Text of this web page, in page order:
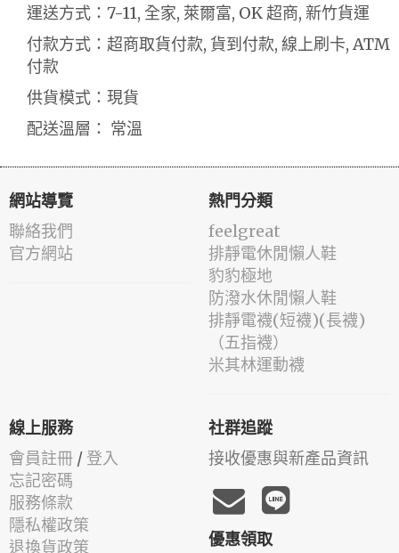
運送方式：7-11, 全家, 萊爾富, OK 超商, 新竹貨運
付款方式：超商取貨付款, 貨到付款, 線上刷卡, ATM
付款
供貨模式：現貨
配送溫層： 常溫
網站導覽
聯絡我們
官方網站
熱門分類
feelgreat
排靜電休閒懶人鞋
豹豹極地
防潑水休閒懶人鞋
排靜電襪(短襪)(長襪)
（五指襪）
米其林運動襪
線上服務
會員註冊 / 登入
忘記密碼
服務條款
隱私權政策
退換貨政策
社群追蹤
接收優惠與新產品資訊
優惠領取